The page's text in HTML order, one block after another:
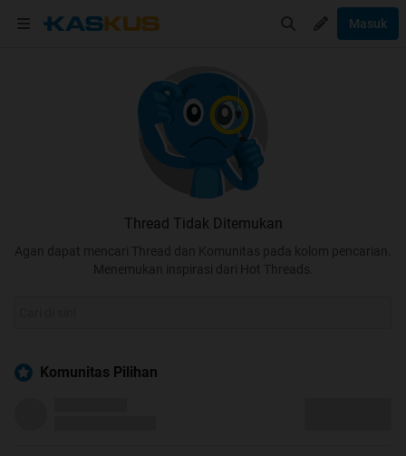
Masuk
Thread Tidak Ditemukan
Agan dapat mencari Thread dan Komunitas pada kolom pencarian.
Menemukan inspirasi dari Hot Threads.
Komunitas Pilihan